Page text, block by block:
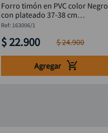
Forro timón en PVC color Negro
con plateado 37-38 cm
DISCOVER
: 163006/1
$ 22.900 $24.900
Agregar